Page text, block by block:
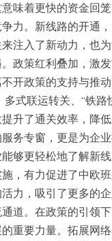
味着更快的资金回
力。新线路的开通
注入了新动力，也
政策红利叠加，激
开政策的支持与推
式联运转关、“铁路
升了通关效率，降
务专窗，更是为企
够更轻松地了解新
，有力促进了中欧
力，吸引了更多的
道。在政策的引领
重要力量。拓展网